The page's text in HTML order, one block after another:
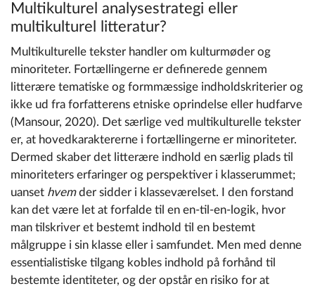
Multikulturel analysestrategi eller
multikulturel litteratur?
Multikulturelle tekster handler om kulturmøder og
minoriteter. Fortællingerne er definerede gennem
litterære tematiske og formmæssige indholdskriterier og
ikke ud fra forfatterens etniske oprindelse eller hudfarve
(Mansour, 2020). Det særlige ved multikulturelle tekster
er, at hovedkaraktererne i fortællingerne er minoriteter.
Dermed skaber det litterære indhold en særlig plads til
minoriteters erfaringer og perspektiver i klasserummet;
uanset hvemder sidder i klasseværelset. I den forstand
kan det være let at forfalde til en en-til-en-logik, hvor
man tilskriver et bestemt indhold til en bestemt
målgruppe i sin klasse eller i samfundet. Men med denne
essentialistiske tilgang kobles indhold på forhånd til
bestemte identiteter, og der opstår en risiko for at